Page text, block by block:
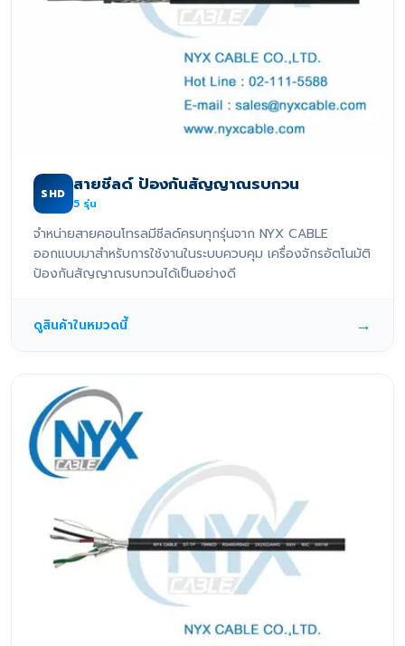
SHD สายชีลด์ ป้องกันสัญญาณรบกวน
5 รุ่น
จำหน่ายสายคอนโทรลมีชีลด์ครบทุกรุ่นจาก NYX CABLE
ออกแบบมาสำหรับการใช้งานในระบบควบคุม เครื่องจักรอัตโนมัติ
ป้องกันสัญญาณรบกวนได้เป็นอย่างดี
ดูสินค้าในหมวดนี้ →